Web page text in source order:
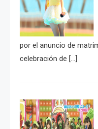
por el anuncio de
celebración de […]